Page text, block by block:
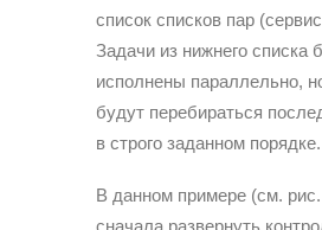
список списков пар
Задачи из нижнего списка
исполнены параллельно,
будут перебираться
в строго заданном порядке.
В данном примере (см.
сначала развернуть